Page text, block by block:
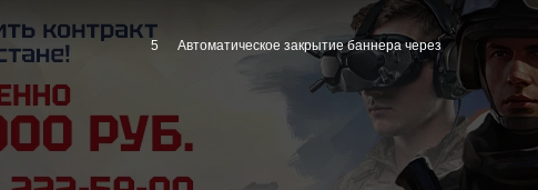
3 Автоматическое закрытие баннера через